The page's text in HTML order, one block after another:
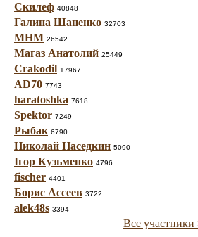
Скилеф 40848
Галина Шаненко 32703
МНМ 26542
Магаз Анатолий 25449
Crakodil 17967
AD70 7743
haratoshka 7618
Spektor 7249
Рыбак 6790
Николай Наседкин 5090
Ігор Кузьменко 4796
fischer 4401
Борис Ассеев 3722
alek48s 3394
Все участники